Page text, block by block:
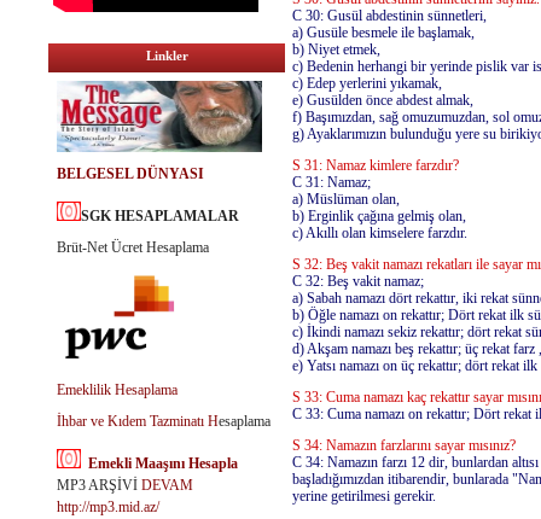
Linkler
BELGESEL DÜNYASI
SGK HESAPLAMALAR
Brüt-Net Ücret Hesaplama
Emeklilik Hesaplama
İhbar ve Kıdem Tazminatı Hesaplama
Emekli Maaşını Hesapla
MP3 ARŞİVİ DEVAM
http://mp3.mid.az/
C 30: Gusül abdestinin sünnetleri,
a) Gusüle besmele ile başlamak,
b) Niyet etmek,
c) Bedenin herhangi bir yerinde pislik var
c) Edep yerlerini yıkamak,
e) Gusülden önce abdest almak,
f) Başımızdan, sağ omuzumuzdan, sol
g) Ayaklarımızın bulunduğu yere su
S 31: Namaz kimlere farzdır?
C 31: Namaz;
a) Müslüman olan,
b) Erginlik çağına gelmiş olan,
c) Akıllı olan kimselere farzdır.
S 32: Beş vakit namazı rekatları ile sayar
C 32: Beş vakit namaz;
a) Sabah namazı dört rekattır, iki rekat
b) Öğle namazı on rekattır; Dört rekat ilk
c) İkindi namazı sekiz rekattır; dört rekat
d) Akşam namazı beş rekattır; üç rekat
e) Yatsı namazı on üç rekattır; dört rekat
S 33: Cuma namazı kaç rekattır sayar
C 33: Cuma namazı on rekattır; Dört
S 34: Namazın farzlarını sayar mısınız?
C 34: Namazın farzı 12 dir, bunlardan
başladığımızdan itibarendir, bunlarada
yerine getirilmesi gerekir.